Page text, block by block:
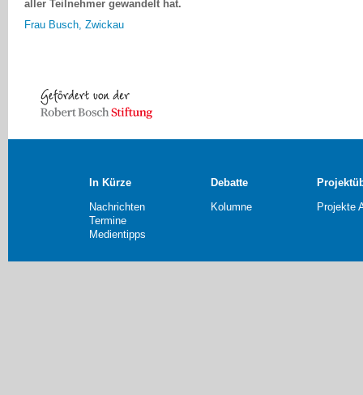
Frau Busch, Zwickau
In Kürze
Nachrichten
Termine
Medientipps
Debatte
Kolumne
Projekte